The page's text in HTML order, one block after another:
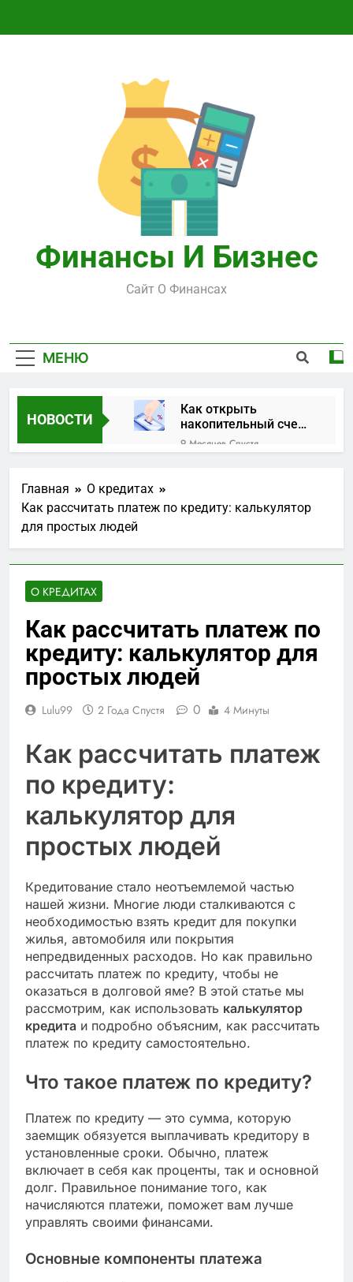
Финансы И Бизнес
Сайт О Финансах
МЕНЮ
НОВОСТИ
Как открыть
накопительный счет
в банке
9 Месяцев Спустя
Официальный
1 Год Спустя
Вклады в рублях на
как они работают?
2 Года Спустя
Искусство ювелирных
украшений: красота и
2 Года Спустя
Главная
О кредитах
Как рассчитать платеж по кредиту: калькулятор
для простых людей
О КРЕДИТАХ
Как рассчитать платеж по
кредиту: калькулятор для
простых людей
Lulu99 2 Года Спустя 0 4 Минуты
Как рассчитать платеж
по кредиту:
калькулятор для
простых людей
Кредитование стало неотъемлемой частью
нашей жизни. Многие люди сталкиваются с
необходимостью взять кредит для покупки
жилья, автомобиля или покрытия
непредвиденных расходов. Но как правильно
рассчитать платеж по кредиту, чтобы не
оказаться в долговой яме? В этой статье мы
рассмотрим, как использовать калькулятор
кредита и подробно объясним, как рассчитать
платеж по кредиту самостоятельно.
Что такое платеж по кредиту?
Платеж по кредиту — это сумма, которую
заемщик обязуется выплачивать кредитору в
установленные сроки. Обычно, платеж
включает в себя как проценты, так и основной
долг. Правильное понимание того, как
начисляются платежи, поможет вам лучше
управлять своими финансами.
Основные компоненты платежа